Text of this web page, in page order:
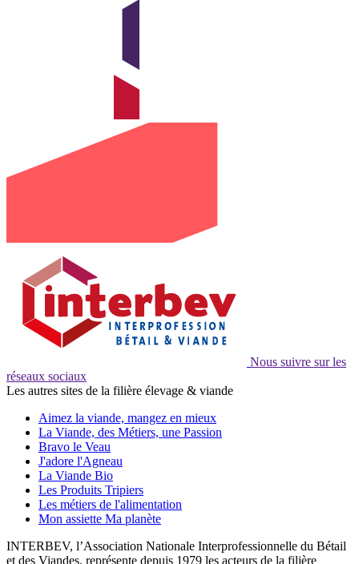
Nous suivre sur les
réseaux sociaux
Les autres sites de la filière élevage & viande
Aimez la viande, mangez en mieux
La Viande, des Métiers, une Passion
Bravo le Veau
J'adore l'Agneau
La Viande Bio
Les Produits Tripiers
Les métiers de l'alimentation
Mon assiette Ma planète
INTERBEV, l’Association Nationale Interprofessionnelle du Bétail
et des Viandes, représente depuis 1979 les acteurs de la filière